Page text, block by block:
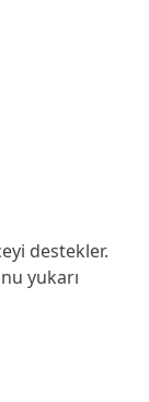
destekler.
yukarı